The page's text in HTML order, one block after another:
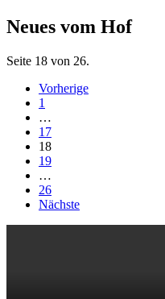
Neues vom Hof
Seite 18 von 26.
Vorherige
1
…
17
18
19
…
26
Nächste